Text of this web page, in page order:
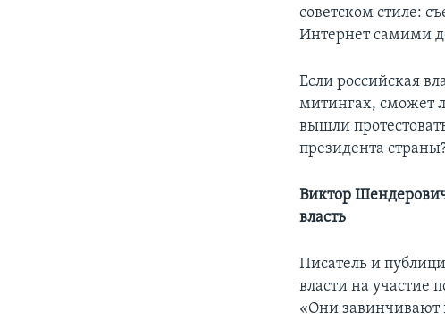
советском стиле:
Интернет самими
Если российская
митингах, сможет
вышли
президента
Виктор
власть
Писатель и
власти на участие
«Они завинчивают